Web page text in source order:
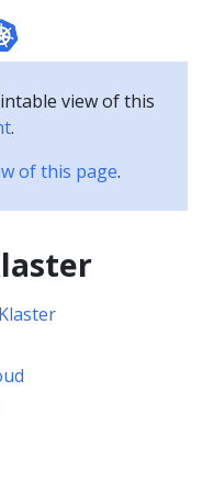
view of this
.
of this page.